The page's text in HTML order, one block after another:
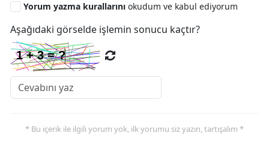
Yorum yazma kurallarını okudum ve kabul ediyorum
Aşağıdaki görselde işlemin sonucu kaçtır?
* Bu içerik ile ilgili yorum yok, ilk yorumu siz yazın, tartışalım *